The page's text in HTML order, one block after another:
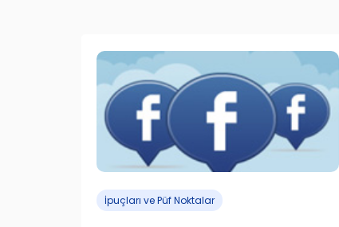
İpuçları ve Püf Noktalar